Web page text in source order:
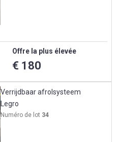
Offre la plus élevée
€ 180
Verrijdbaar afrolsysteem
Legro
Numéro de lot 34